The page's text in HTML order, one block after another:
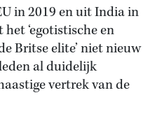
in 2019 en uit India in
‘egotistische en
Britse elite’ niet nieuw
al duidelijk
vertrek van de